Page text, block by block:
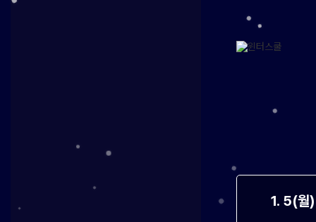
학원시설
단과 온라인 결제 안내
1. 5(월